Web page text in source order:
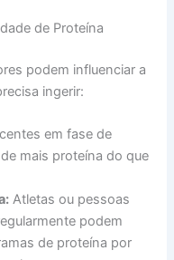
de Proteína
podem influenciar a
ingerir:
em fase de
mais proteína do que
Atletas ou pessoas
podem
de proteína por